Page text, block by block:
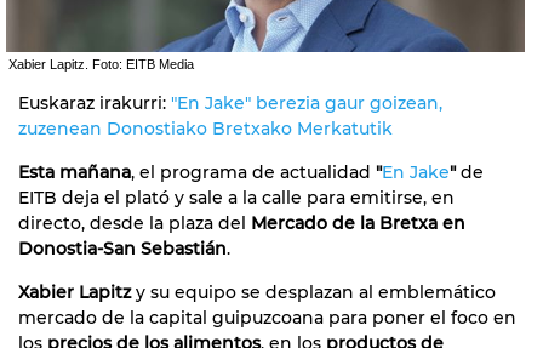
Xabier Lapitz. Foto: EITB Media
Euskaraz irakurri: "En Jake" berezia gaur goizean,
zuzenean Donostiako Bretxako Merkatutik
Esta mañana, el programa de actualidad "En Jake"de
EITB deja el plató y sale a la calle para emitirse, en
directo, desde la plaza del Mercado de la Bretxa en
Donostia-San Sebastián.
Xabier Lapitzy su equipo se desplazan al emblemático
mercado de la capital guipuzcoana para poner el foco en
los precios de los alimentos, en los productos de